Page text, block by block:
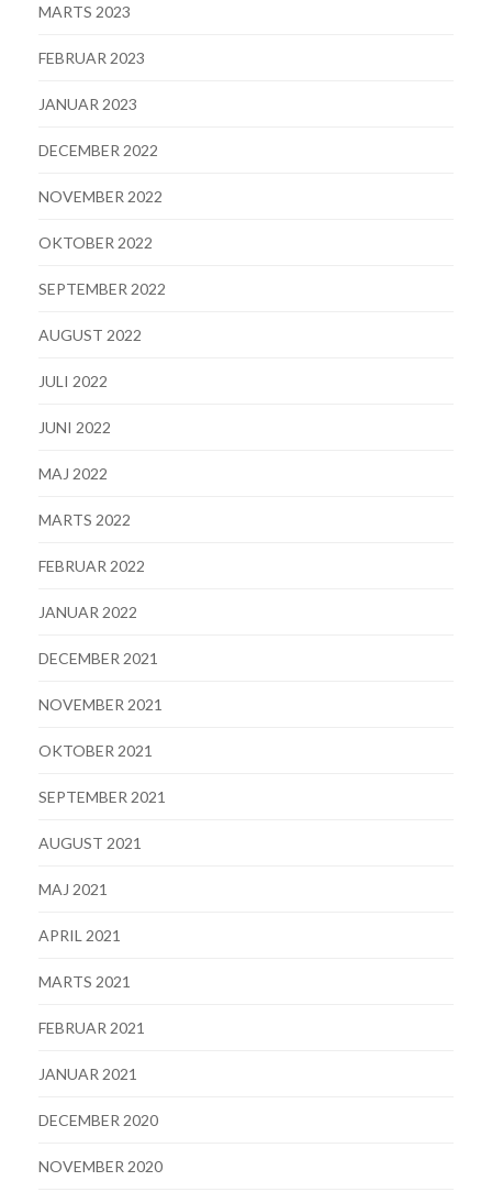
MARTS 2023
FEBRUAR 2023
JANUAR 2023
DECEMBER 2022
NOVEMBER 2022
OKTOBER 2022
SEPTEMBER 2022
AUGUST 2022
JULI 2022
JUNI 2022
MAJ 2022
MARTS 2022
FEBRUAR 2022
JANUAR 2022
DECEMBER 2021
NOVEMBER 2021
OKTOBER 2021
SEPTEMBER 2021
AUGUST 2021
MAJ 2021
APRIL 2021
MARTS 2021
FEBRUAR 2021
JANUAR 2021
DECEMBER 2020
NOVEMBER 2020